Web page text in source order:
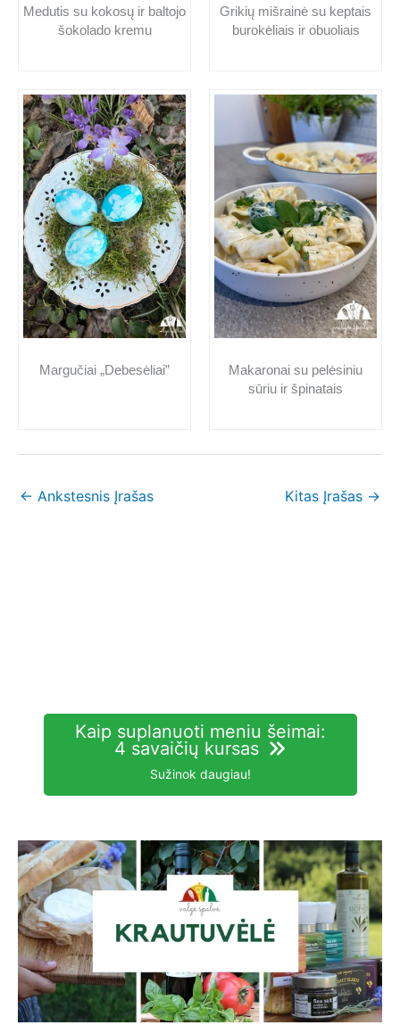
Medutis su kokosų ir baltojo
šokolado kremu
Grikių mišrainė su keptais
burokėliais ir obuoliais
Margučiai „Debesėliai”
Makaronai su pelėsiniu
sūriu ir špinatais
← Ankstesnis Įrašas Kitas Įrašas →
Kaip suplanuoti meniu šeimai:
4 savaičių kursas
Sužinok daugiau!